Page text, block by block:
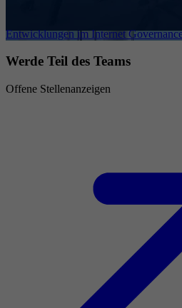
Entwicklungen im Internet
Werde Teil des Teams
Offene Stellenanzeigen